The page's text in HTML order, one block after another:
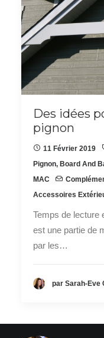
Des idées
pignon
11 Février 2019
Pignon, Board And
MAC
Accessoires
Temps de lecture
est une partie de
par les…
par Sarah-Eve